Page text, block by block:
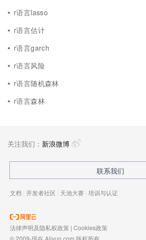
r语言lasso
r语言估计
r语言garch
r语言风险
r语言随机森林
r语言森林
关注我们： 新浪微博
联系我们
文档 | 开发者社区 | 天池大赛 | 培训与认证
法律声明及隐私权政策 | Cookies政策
© 2009-现在 Aliyun.com 版权所有